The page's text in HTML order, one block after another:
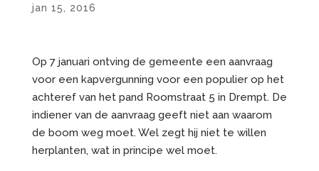
jan 15, 2016
Op 7 januari ontving de gemeente een aanvraag
voor een kapvergunning voor een populier op het
achteref van het pand Roomstraat 5 in Drempt. De
indiener van de aanvraag geeft niet aan waarom
de boom weg moet. Wel zegt hij niet te willen
herplanten, wat in principe wel moet.